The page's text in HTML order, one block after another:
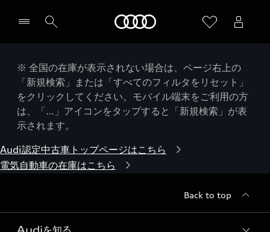
※ 全国の在庫が表示されない場合は、ページ右上の
「新規検索」または「すべてのフィルタをリセット」
をクリックしてください。モバイル端末をご利用の方
は、「…」アイコンをタップすると「新規検索」が表
示されます。
Audi認定中古車トップページはこちら
電気自動車の在庫はこちら
Back to top
Audiを知る